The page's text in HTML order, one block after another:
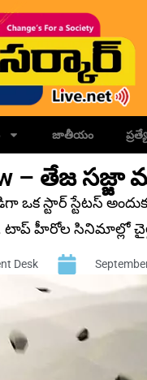
జాతీయం
– తేజ
ఒక స్టార్ స్టేటస్
టాప్ హీరోల సినిమాల్లో
Desk